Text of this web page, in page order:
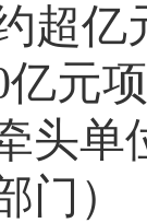
超亿
亿元
头单
门）